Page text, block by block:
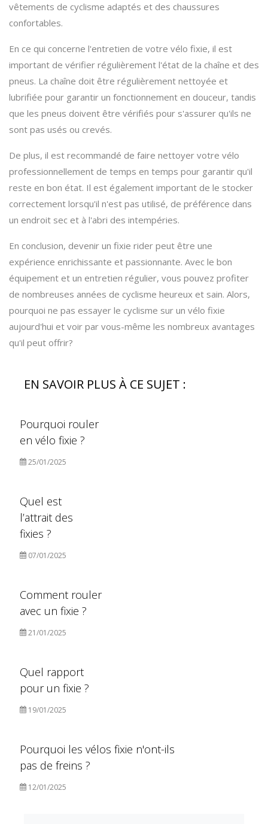
vêtements de cyclisme adaptés et des chaussures
confortables.
En ce qui concerne l'entretien de votre vélo fixie, il est
important de vérifier régulièrement l'état de la chaîne et des
pneus. La chaîne doit être régulièrement nettoyée et
lubrifiée pour garantir un fonctionnement en douceur, tandis
que les pneus doivent être vérifiés pour s'assurer qu'ils ne
sont pas usés ou crevés.
De plus, il est recommandé de faire nettoyer votre vélo
professionnellement de temps en temps pour garantir qu'il
reste en bon état. Il est également important de le stocker
correctement lorsqu'il n'est pas utilisé, de préférence dans
un endroit sec et à l'abri des intempéries.
En conclusion, devenir un fixie rider peut être une
expérience enrichissante et passionnante. Avec le bon
équipement et un entretien régulier, vous pouvez profiter
de nombreuses années de cyclisme heureux et sain. Alors,
pourquoi ne pas essayer le cyclisme sur un vélo fixie
aujourd'hui et voir par vous-même les nombreux avantages
qu'il peut offrir?
EN SAVOIR PLUS À CE SUJET :
Pourquoi rouler
en vélo fixie ?
25/01/2025
Quel est
l’attrait des
fixies ?
07/01/2025
Comment rouler
avec un fixie ?
21/01/2025
Quel rapport
pour un fixie ?
19/01/2025
Pourquoi les vélos fixie n'ont-ils
pas de freins ?
12/01/2025